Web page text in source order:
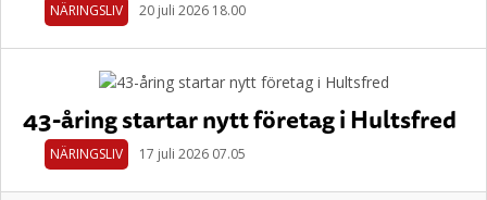
NÄRINGSLIV 20 juli 2026 18.00
43-åring startar nytt företag i Hultsfred
NÄRINGSLIV 17 juli 2026 07.05